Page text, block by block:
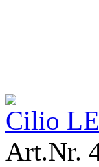
Cilio
Art.Nr.